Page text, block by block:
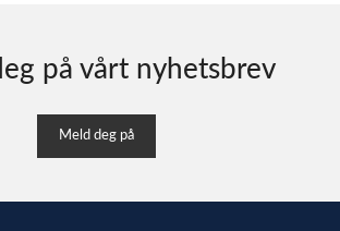
på vårt nyhetsbrev
Meld deg på